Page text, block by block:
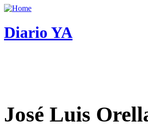
Diario YA
José Luis